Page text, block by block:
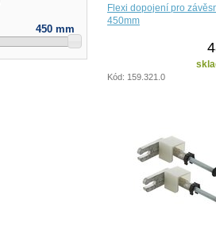
450 mm
Flexi dopojení pro
450mm
Kód: 159.321.0